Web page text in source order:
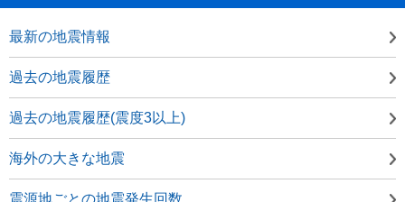
最新の地震情報
過去の地震履歴
過去の地震履歴(震度3以上)
海外の大きな地震
震源地ごとの地震発生回数